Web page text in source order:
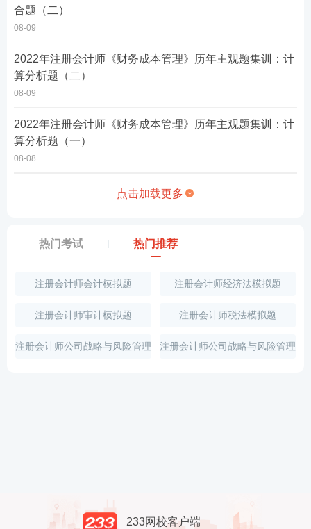
合题（二）
08-09
2022年注册会计师《财务成本管理》历年主观题集训：计
算分析题（二）
08-09
2022年注册会计师《财务成本管理》历年主观题集训：计
算分析题（一）
08-08
点击加载更多
热门考试 热门推荐
注册会计师会计模拟题 注册会计师经济法模拟题
注册会计师审计模拟题 注册会计师税法模拟题
注册会计师公司战略与风险管理 注册会计师公司战略与风险管理
233网校客户端